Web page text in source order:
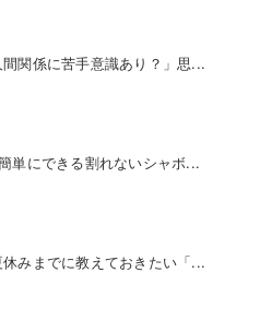
間関係に苦手意識あり？」思...
単にできる割れないシャボ...
みまでに教えておきたい「...